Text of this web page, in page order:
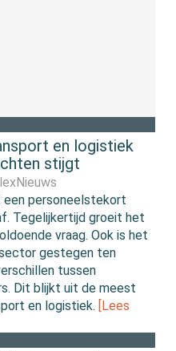
en logistiek
stijgt
een personeelstekort
Tegelijkertijd groeit het
vraag. Ook is het
gestegen ten
tussen
Dit blijkt uit de meest
en logistiek.
[Lees